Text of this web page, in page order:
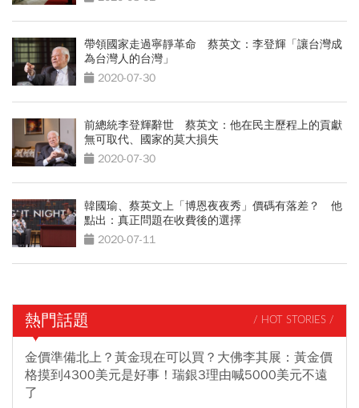
帶領國家走過寧靜革命 蔡英文：李登輝「讓台灣成
為台灣人的台灣」
2020-07-30
前總統李登輝辭世 蔡英文：他在民主歷程上的貢獻
無可取代、國家的莫大損失
2020-07-30
韓國瑜、蔡英文上「博恩夜夜秀」價碼有落差？ 他
點出：真正問題在收費後的選擇
2020-07-11
熱門話題 / HOT STORIES /
金價準備北上？黃金現在可以買？大佛李其展：黃金價
格摸到4300美元是好事！瑞銀3理由喊5000美元不遠
了